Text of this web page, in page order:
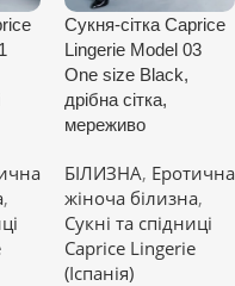
,
Сукня-сітка Caprice
Lingerie Model 03
One size Black,
дрібна сітка,
мереживо
БІЛИЗНА, Еротична
жіноча білизна,
Сукні та спідниці
Caprice Lingerie
(Іспанія)